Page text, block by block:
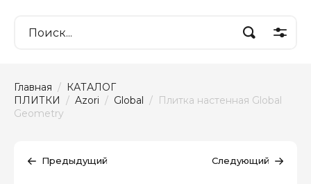
Главная / КАТАЛОГ
ПЛИТКИ / Azori / Global /  Плитка настенная Global
Geometry
Предыдущий Следующий